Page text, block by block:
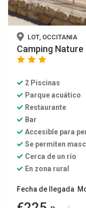
LOT, OCCITANIA
Camping
star star
2 Piscinas
Parque acuático
Restaurante
Bar
Accesible para
Se permiten
Cerca de un río
En zona rural
Fecha de llegada